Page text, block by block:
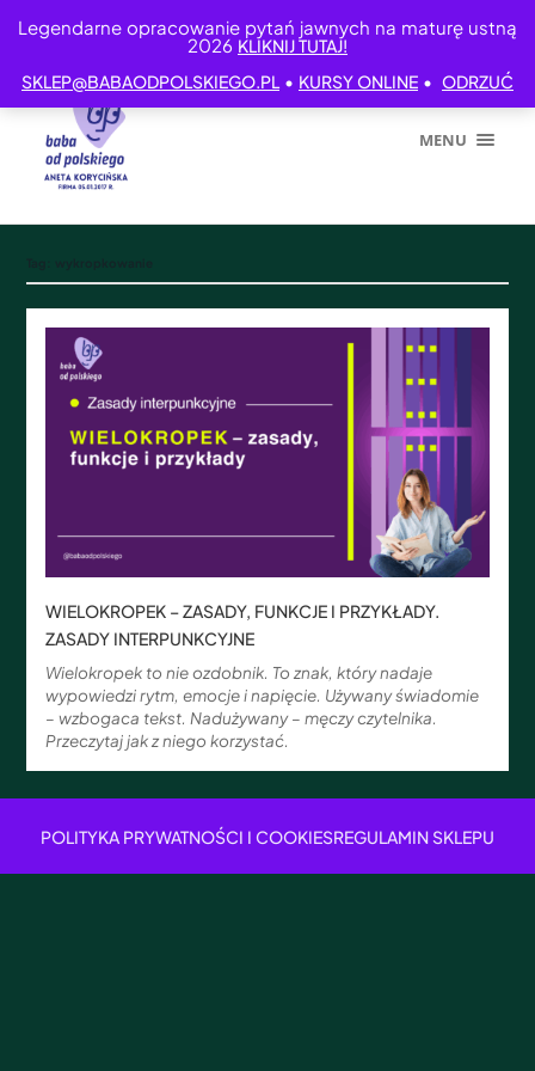
Legendarne opracowanie pytań jawnych na maturę ustną
2026 KLIKNIJ TUTAJ!
SKLEP@BABAODPOLSKIEGO.PL • KURSY ONLINE • ODRZUĆ
MENU
WIELOKROPEK – ZASADY, FUNKCJE I PRZYKŁADY.
ZASADY INTERPUNKCYJNE
Wielokropek to nie ozdobnik. To znak, który nadaje
wypowiedzi rytm, emocje i napięcie. Używany świadomie
– wzbogaca tekst. Nadużywany – męczy czytelnika.
Przeczytaj jak z niego korzystać.
POLITYKA PRYWATNOŚCI I COOKIESREGULAMIN SKLEPU